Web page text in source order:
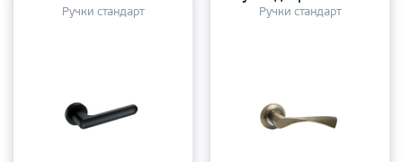
Ручки стандарт Ручки стандарт